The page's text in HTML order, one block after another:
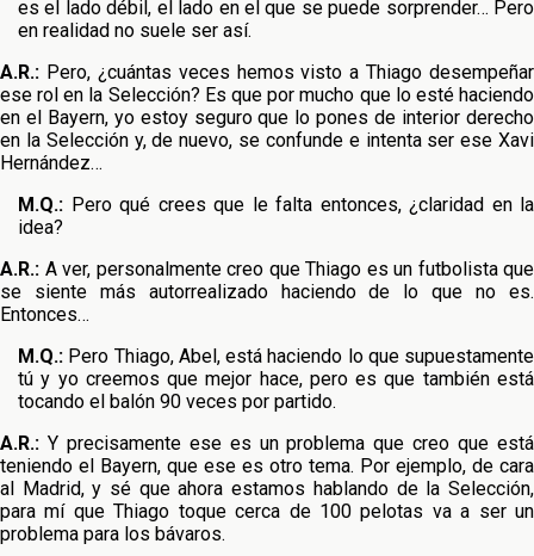
es el lado débil, el lado en el que se puede sorprender… Pero
en realidad no suele ser así.
A.R.: Pero, ¿cuántas veces hemos visto a Thiago desempeñar
ese rol en la Selección? Es que por mucho que lo esté haciendo
en el Bayern, yo estoy seguro que lo pones de interior derecho
en la Selección y, de nuevo, se confunde e intenta ser ese Xavi
Hernández…
M.Q.: Pero qué crees que le falta entonces, ¿claridad en la
idea?
A.R.: A ver, personalmente creo que Thiago es un futbolista que
se siente más autorrealizado haciendo de lo que no es.
Entonces…
M.Q.: Pero Thiago, Abel, está haciendo lo que supuestamente
tú y yo creemos que mejor hace, pero es que también está
tocando el balón 90 veces por partido.
A.R.: Y precisamente ese es un problema que creo que está
teniendo el Bayern, que ese es otro tema. Por ejemplo, de cara
al Madrid, y sé que ahora estamos hablando de la Selección,
para mí que Thiago toque cerca de 100 pelotas va a ser un
problema para los bávaros.